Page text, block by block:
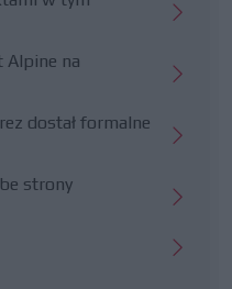
Alpine na
dostał formalne
strony